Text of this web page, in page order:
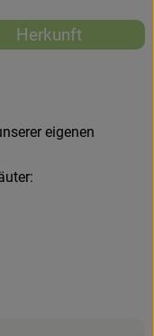
Herkunft
eigenen